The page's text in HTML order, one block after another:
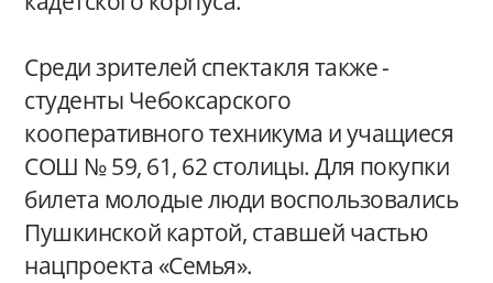
Среди зрителей спектакля также -
студенты Чебоксарского
кооперативного техникума и учащиеся
СОШ № 59, 61, 62 столицы. Для покупки
билета молодые люди воспользовались
Пушкинской картой, ставшей частью
нацпроекта «Семья».